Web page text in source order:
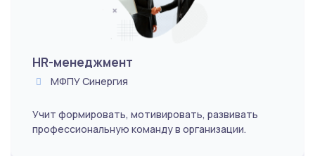
HR-менеджмент
МФПУ Синергия
Учит формировать, мотивировать, развивать
профессиональную команду в организации.